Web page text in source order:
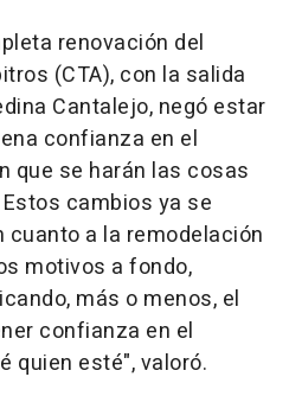
renovación del
(CTA), con la salida
Cantalejo, negó estar
confianza en el
que se harán las cosas
cambios ya se
a la remodelación
motivos a fondo,
más o menos, el
confianza en el
quien esté", valoró.